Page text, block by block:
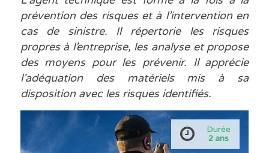
prévention des risques et à l’intervention en
cas de sinistre. Il répertorie les risques
propres à l’entreprise, les analyse et propose
des moyens pour les prévenir. Il apprécie
l’adéquation des matériels mis à sa
disposition avec les risques identifiés.
Durée
2 ans